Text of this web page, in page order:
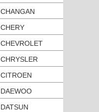
CHANGAN
CHERY
CHEVROLET
CHRYSLER
CITROEN
DAEWOO
DATSUN